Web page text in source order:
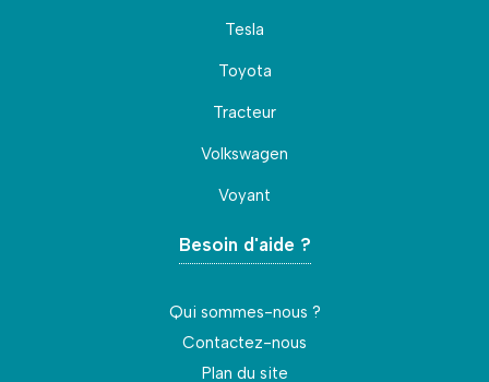
Tesla
Toyota
Tracteur
Volkswagen
Voyant
Besoin d'aide ?
Qui sommes-nous ?
Contactez-nous
Plan du site